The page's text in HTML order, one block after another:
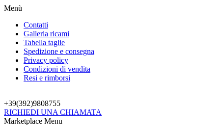
Menù
Contatti
Galleria ricami
Tabella taglie
Spedizione e consegna
Privacy policy
Condizioni di vendita
Resi e rimborsi
+39(392)9808755
RICHIEDI UNA CHIAMATA
Marketplace Menu